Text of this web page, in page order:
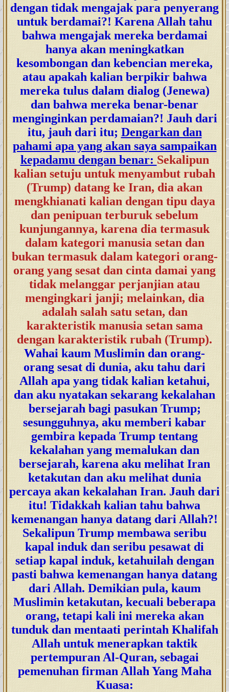
dengan tidak mengajak para penyerang
untuk berdamai?! Karena Allah tahu
bahwa mengajak mereka berdamai
hanya akan meningkatkan
kesombongan dan kebencian mereka,
atau apakah kalian berpikir bahwa
mereka tulus dalam dialog (Jenewa)
dan bahwa mereka benar-benar
menginginkan perdamaian?! Jauh dari
itu, jauh dari itu; Dengarkan dan
pahami apa yang akan saya sampaikan
kepadamu dengan benar: Sekalipun
kalian setuju untuk menyambut rubah
(Trump) datang ke Iran, dia akan
mengkhianati kalian dengan tipu daya
dan penipuan terburuk sebelum
kunjungannya, karena dia termasuk
dalam kategori manusia setan dan
bukan termasuk dalam kategori orang-
orang yang sesat dan cinta damai yang
tidak melanggar perjanjian atau
mengingkari janji; melainkan, dia
adalah salah satu setan, dan
karakteristik manusia setan sama
dengan karakteristik rubah (Trump).
Wahai kaum Muslimin dan orang-
orang sesat di dunia, aku tahu dari
Allah apa yang tidak kalian ketahui,
dan aku nyatakan sekarang kekalahan
bersejarah bagi pasukan Trump;
sesungguhnya, aku memberi kabar
gembira kepada Trump tentang
kekalahan yang memalukan dan
bersejarah, karena aku melihat Iran
ketakutan dan aku melihat dunia
percaya akan kekalahan Iran. Jauh dari
itu! Tidakkah kalian tahu bahwa
kemenangan hanya datang dari Allah?!
Sekalipun Trump membawa seribu
kapal induk dan seribu pesawat di
setiap kapal induk, ketahuilah dengan
pasti bahwa kemenangan hanya datang
dari Allah. Demikian pula, kaum
Muslimin ketakutan, kecuali beberapa
orang, tetapi kali ini mereka akan
tunduk dan mentaati perintah Khalifah
Allah untuk menerapkan taktik
pertempuran Al-Quran, sebagai
pemenuhan firman Allah Yang Maha
Kuasa: